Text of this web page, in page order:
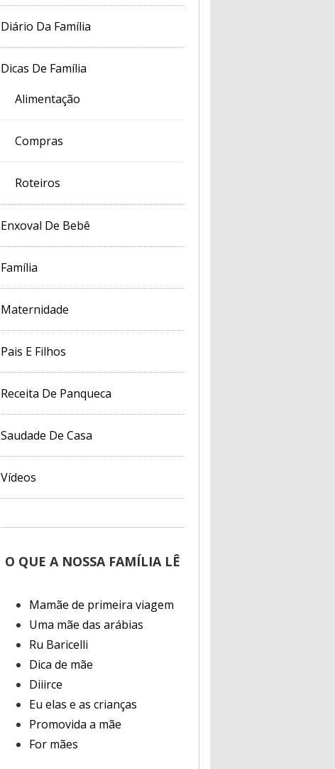
Diário Da Família
Dicas De Família
Alimentação
Compras
Roteiros
Enxoval De Bebê
Família
Maternidade
Pais E Filhos
Receita De Panqueca
Saudade De Casa
Vídeos
O QUE A NOSSA FAMÍLIA LÊ
Mamãe de primeira viagem
Uma mãe das arábias
Ru Baricelli
Dica de mãe
Diiirce
Eu elas e as crianças
Promovida a mãe
For mães